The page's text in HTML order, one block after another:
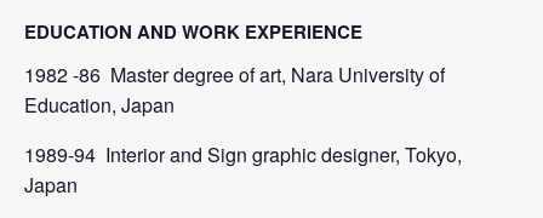
EDUCATION AND WORK EXPERIENCE
1982 -86 Master degree of art, Nara University of
Education, Japan
1989-94 Interior and Sign graphic designer, Tokyo,
Japan